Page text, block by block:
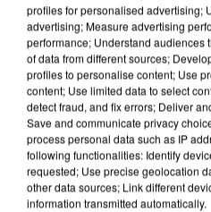
APRÈS TOUTES CES
DE FAUNE SAUVAGE
profiles for personalised advertising;
advertising; Measure advertising
performance; Understand audiences
of data from different sources;
profiles to personalise content; Use
content; Use limited data to select
detect fraud, and fix errors; Deliver
Save and communicate privacy
process personal data such as IP
following functionalities: Identify
requested; Use precise geolocation
other data sources; Link different
information transmitted automatically.